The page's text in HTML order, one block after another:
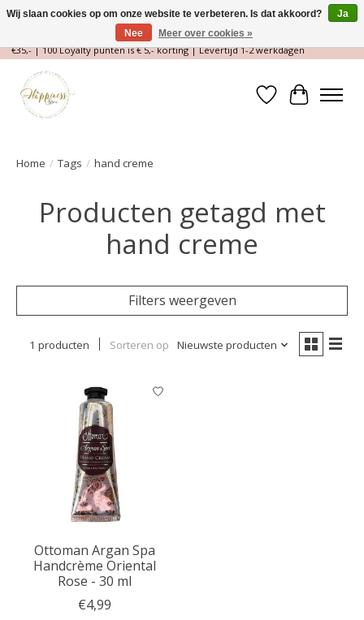
Magische Conceptstore, Edelstenen & Spirituele winkel | Gratis verzending >
€35,- | 100 Loyalty punten is € 5,- korting | Levertijd 1-2 werkdagen
Verlanglijst
Home / Tags / hand creme
Producten getagd met
hand creme
Filters weergeven
1 producten Sorteren op Nieuwste producten
Ottoman Argan Spa
Handcrème Oriental
Rose - 30 ml
€4,99
Wij slaan cookies op om onze website te verbeteren. Is dat akkoord?
Ja
Nee
Meer over cookies »